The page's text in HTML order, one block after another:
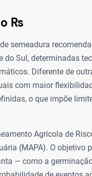
Rs
semeadura
do Sul, determinadas
Diferente de
com maior
o que impõe
Agrícola de
(MAPA). O objetivo
— como a